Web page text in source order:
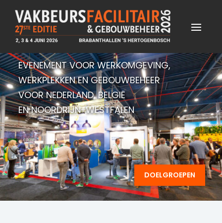
EVENEMENT VOOR WERKOMGEVING,
WERKPLEKKEN EN GEBOUWBEHEER
VOOR NEDERLAND, BELGIË
EN NOORDRIJN-WESTFALEN
DOELGROEPEN